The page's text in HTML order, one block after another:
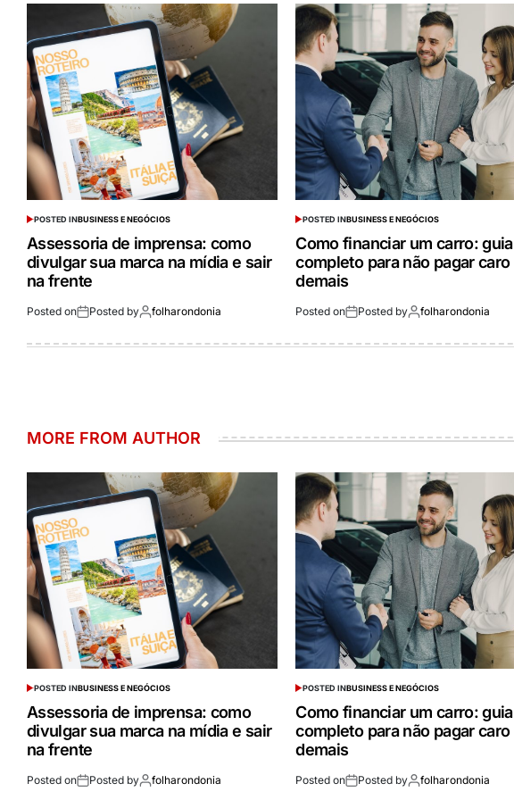
POSTED INBUSINESS E NEGÓCIOS
Assessoria de imprensa: como
divulgar sua marca na mídia e sair
na frente
Posted on Posted by folharondonia
POSTED INBUSINESS E NEGÓCIOS
Como financiar um carro: guia
completo para não pagar caro
demais
Posted on Posted by folharondonia
MORE FROM AUTHOR
POSTED INBUSINESS E NEGÓCIOS
Assessoria de imprensa: como
divulgar sua marca na mídia e sair
na frente
Posted on Posted by folharondonia
POSTED INBUSINESS E NEGÓCIOS
Como financiar um carro: guia
completo para não pagar caro
demais
Posted on Posted by folharondonia